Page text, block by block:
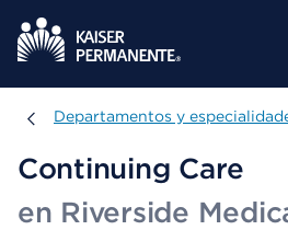
Departamentos y especialidades
Departamentos y
Continuing Care
en Riverside